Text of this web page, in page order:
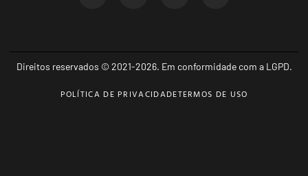
Direitos reservados © 2021-2026. Em conformidade com a LGPD.
POLÍTICA DE PRIVACIDADETERMOS DE USO